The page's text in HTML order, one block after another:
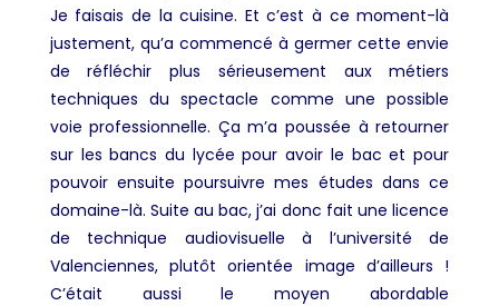
Je faisais de la cuisine. Et c’est à ce moment-là
justement, qu’a commencé à germer cette envie
de réfléchir plus sérieusement aux métiers
techniques du spectacle comme une possible
voie professionnelle. Ça m’a poussée à retourner
sur les bancs du lycée pour avoir le bac et pour
pouvoir ensuite poursuivre mes études dans ce
domaine-là. Suite au bac, j’ai donc fait une licence
de technique audiovisuelle à l’université de
Valenciennes, plutôt orientée image d’ailleurs !
C’était aussi le moyen abordable